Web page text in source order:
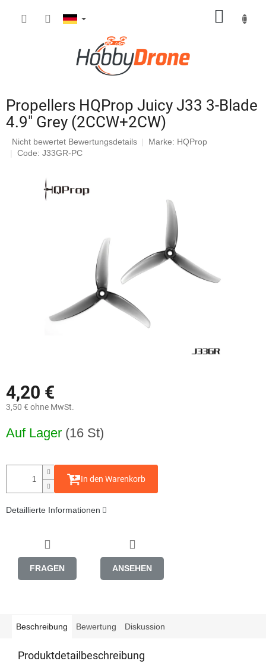
Propellers HQProp Juicy J33 3-Blade
4.9" Grey (2CCW+2CW)
Die
durchschnittliche
Nicht bewertet Bewertungsdetails Marke: HQProp
Code: J33GR-PC
4,20 €
3,50 € ohne MwSt.
Auf Lager (16 St)
In den Warenkorb
Detaillierte Informationen
FRAGEN ANSEHEN
Beschreibung Bewertung Diskussion
Produktdetailbeschreibung